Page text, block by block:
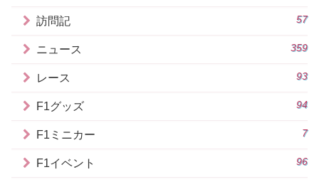
訪問記 57
ニュース 359
レース 93
F1グッズ 94
F1ミニカー 7
F1イベント 96